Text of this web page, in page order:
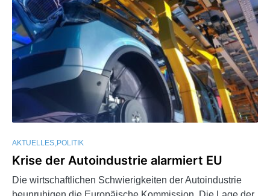
AKTUELLES POLITIK
Krise der Autoindustrie alarmiert EU
Die wirtschaftlichen Schwierigkeiten der Autoindustrie